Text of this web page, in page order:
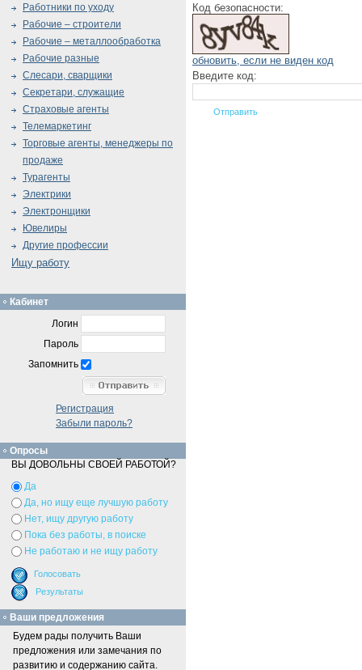
Код безопасности:
обновить, если не виден код
Введите код:
Работники по уходу
Рабочие – строители
Рабочие – металлообработка
Рабочие разные
Слесари, сварщики
Секретари, служащие
Страховые агенты
Телемаркетинг
Торговые агенты, менеджеры по
продаже
Турагенты
Электрики
Электронщики
Ювелиры
Другие профессии
Ищу работу
Кабинет
Логин
Пароль
Запомнить
Регистрация
Забыли пароль?
Опросы
ВЫ ДОВОЛЬНЫ СВОЕЙ РАБОТОЙ?
Да
Да, но ищу еще лучшую работу
Нет, ищу другую работу
Пока без работы, в поиске
Не работаю и не ищу работу
Ваши предложения
Будем рады получить Ваши
предложения или замечания по
развитию и содержанию сайта.